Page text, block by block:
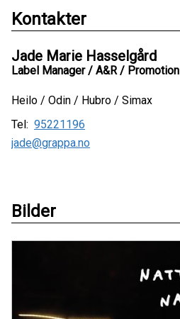
Kontakter
Jade Marie Hasselgård
Label Manager / A&R / Promotion
Heilo / Odin / Hubro / Simax
Tel: 95221196
jade@grappa.no
Bilder